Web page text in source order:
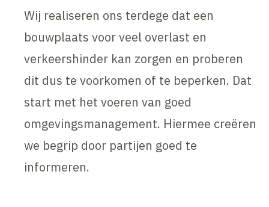
Wij realiseren ons terdege dat een
bouwplaats voor veel overlast en
verkeershinder kan zorgen en proberen
dit dus te voorkomen of te beperken. Dat
start met het voeren van goed
omgevingsmanagement. Hiermee creëren
we begrip door partijen goed te
informeren.